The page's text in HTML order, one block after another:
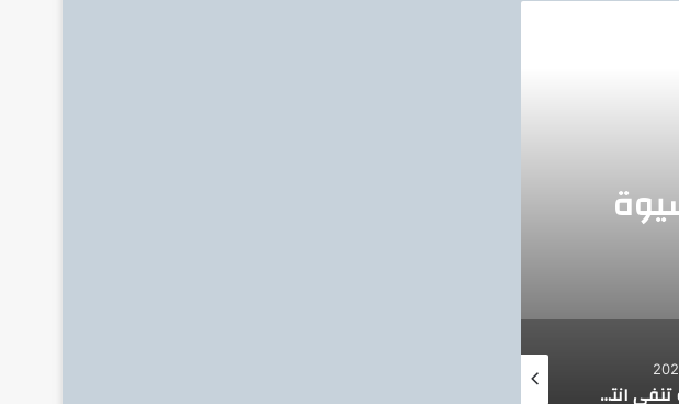
الحكومة تنفي انتشار أنواع بطيخ وخوخ وطماطم مسممة بالأسواق